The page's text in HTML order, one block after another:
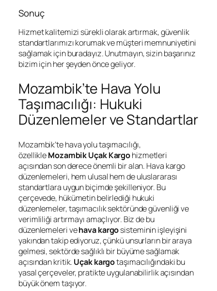
Sonuç
Hizmet kalitemizi sürekli olarak artırmak, güvenlik
standartlarımızı korumak ve müşteri memnuniyetini
sağlamak için buradayız. Unutmayın, sizin başarınız
bizim için her şeyden önce geliyor.
Mozambik’te Hava Yolu
Taşımacılığı: Hukuki
Düzenlemeler ve Standartlar
Mozambik’te hava yolu taşımacılığı,
özellikleMozambik Uçak Kargohizmetleri
açısından son derece önemli bir alan. Hava kargo
düzenlemeleri, hem ulusal hem de uluslararası
standartlara uygun biçimde şekilleniyor. Bu
çerçevede, hükümetin belirlediği hukuki
düzenlemeler, taşımacılık sektöründe güvenliği ve
verimliliği artırmayı amaçlıyor. Biz de bu
düzenlemeleri vehava kargosisteminin işleyişini
yakından takip ediyoruz, çünkü unsurların bir araya
gelmesi, sektörde sağlıklı bir büyüme sağlamak
açısından kritik. Uçak kargotaşımacılığındaki bu
yasal çerçeveler, pratikte uygulanabilirlik açısından
büyük önem taşıyor.